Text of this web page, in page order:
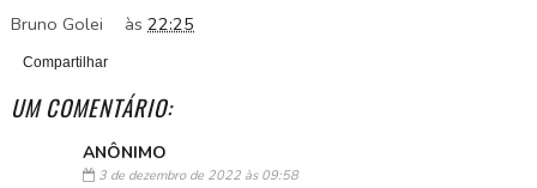
Bruno Golei
às22:25
Compartilhar
UM COMENTÁRIO:
ANÔNIMO
3 de dezembro de 2022 às 09:58